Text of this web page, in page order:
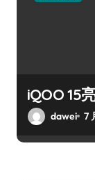
iQOO 15
dawei 7